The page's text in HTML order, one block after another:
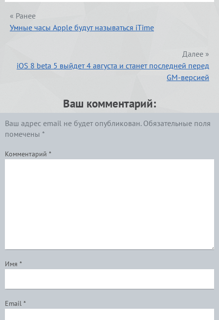
« Ранее
Умные часы Apple будут называться iTime
Далее »
iOS 8 beta 5 выйдет 4 августа и станет последней перед
GM-версией
Ваш комментарий:
Ваш адрес email не будет опубликован. Обязательные поля
помечены *
Комментарий *
Имя *
Email *